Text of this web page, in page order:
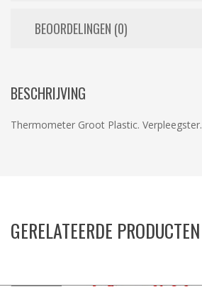
BEOORDELINGEN (0)
BESCHRIJVING
Thermometer Groot Plastic. Verpleegster.
GERELATEERDE PRODUCTEN